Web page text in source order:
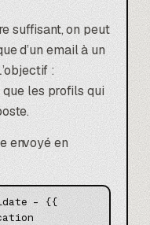
suffisant, on peut
d’un email à un
:
les profils qui
envoyé en
– {{